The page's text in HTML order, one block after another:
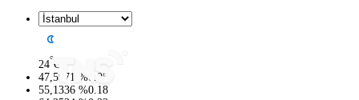
24°C
47,5971 %0.05
55,1336 %0.18